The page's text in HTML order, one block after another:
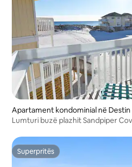
Apartament kondominial në Destin
Lumturi buzë plazhit Sandpiper
Superpritës
Superpritës